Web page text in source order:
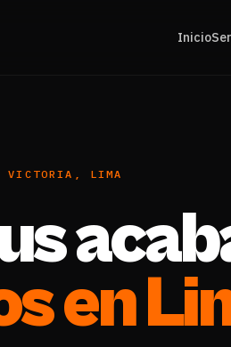
Inicio
VICTORIA, LIMA
en